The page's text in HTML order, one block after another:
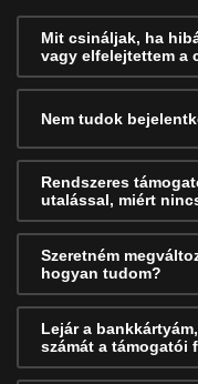
Mit csináljak, ha
vagy elfelejtettem a
Nem tudok
Rendszeres
utalással, miért
Szeretném
hogyan tudom?
Lejár a
számát a támogatói